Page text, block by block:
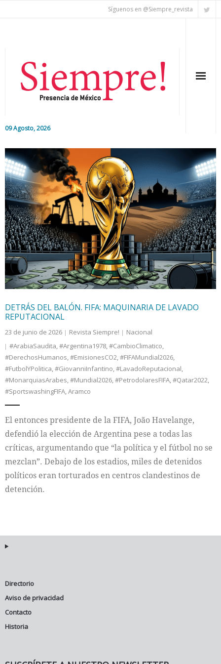
Síguenos en @Siempre_revista
09 Agosto, 2026
Editorial
Nacional
Colaboradores
Internacional
Cultura
DETRÁS DEL BALÓN. FIFA: MAQUINARIA DE LAVADO
REPUTACIONAL
23 de junio de 2026 Revista Siempre!
Nacional
#ArabiaSaudita,#Argentina1978,#CambioClimatico,
#DerechosHumanos,#EmisionesCO2,#FIFAMundial2026,
#FutbolYPolitica,#GiovanniInfantino,#LavadoReputacional,
#MonarquiasArabes,#Mundial2026,#PetrodolaresFIFA,#Qatar2022,
#SportswashingFIFA,Aramco
El entonces presidente de la FIFA, João Havelange,
defendió la elección de Argentina pese a todas las
críticas, argumentando que “la política y el fútbol no se
mezclan”. Debajo de los estadios, miles de detenidos
políticos eran torturados en centros clandestinos de
detención.
Directorio
Aviso de privacidad
Contacto
Historia